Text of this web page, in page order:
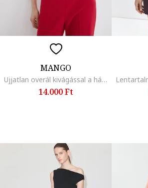
MANGO
Ujjatlan overál kivágással a hátoldalán, Piros
14.000 Ft